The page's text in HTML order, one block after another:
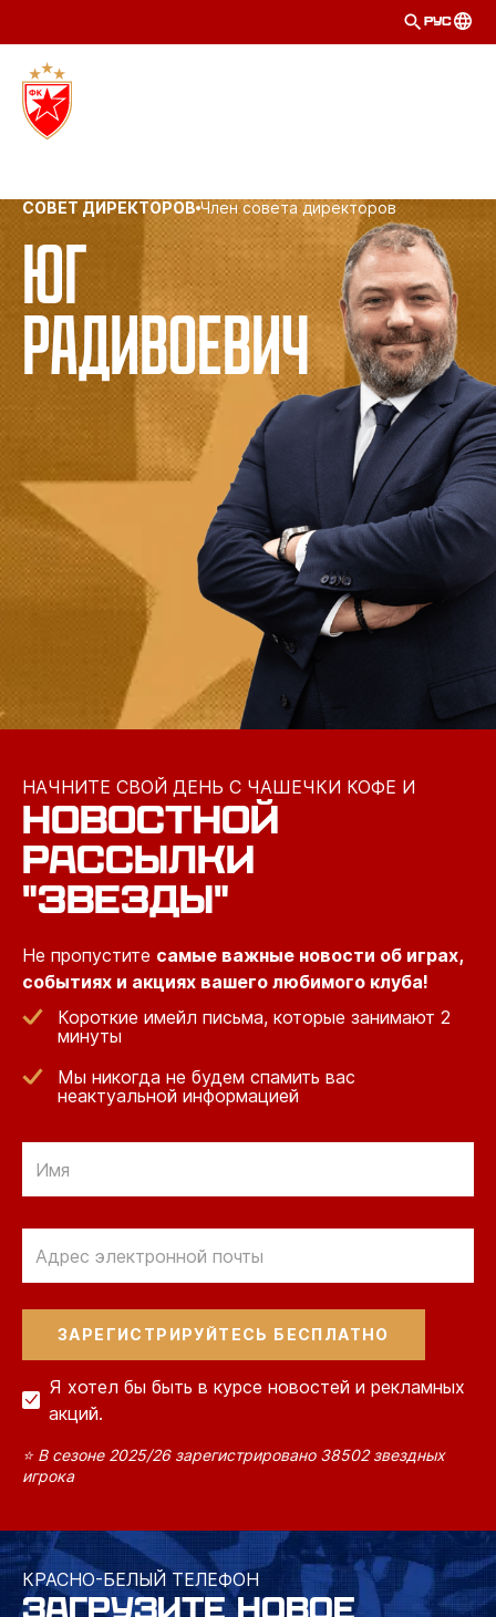
РУС
СОВЕТ ДИРЕКТОРОВ Член совета директоров
Юг
Радивоевич
НАЧНИТЕ СВОЙ ДЕНЬ С ЧАШЕЧКИ КОФЕ И
НОВОСТНОЙ
РАССЫЛКИ
"ЗВЕЗДЫ"
Не пропустите самые важные новости об играх,
событиях и акциях вашего любимого клуба!
Короткие имейл письма, которые занимают 2
минуты
Мы никогда не будем спамить вас
неактуальной информацией
почте
по
электронной
почте
Я хотел бы быть в курсе новостей и рекламных
акций.
⭐ В сезоне 2025/26 зарегистрировано 38502 звездных
игрока
КРАСНО-БЕЛЫЙ ТЕЛЕФОН
ЗАГРУЗИТЕ НОВОЕ